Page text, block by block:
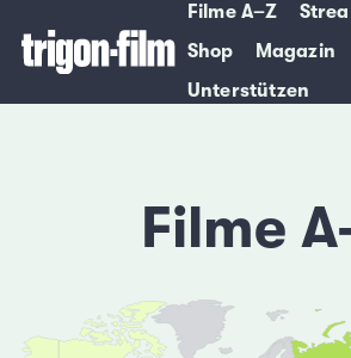
Filme A–Z
Shop
Magazin
Unterstützen
Filme